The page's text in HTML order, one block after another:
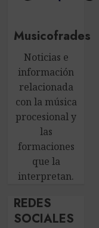
Musicofrades
Noticias e
información
relacionada
con la música
procesional y
las
formaciones
que la
interpretan.
REDES
SOCIALES